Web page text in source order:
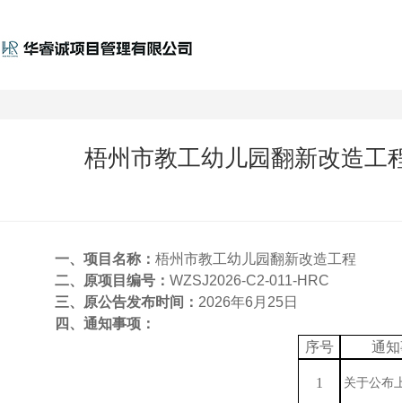
梧州市教工幼儿园翻新改造工
一、项目名称：梧州市教工幼儿园翻新改造工程
二、 原项目编号：WZSJ2026-C2-011-HRC
三、 原公告发布时间： 2026年6月25日
四、通知事项：
序号
通知
1 关于公布